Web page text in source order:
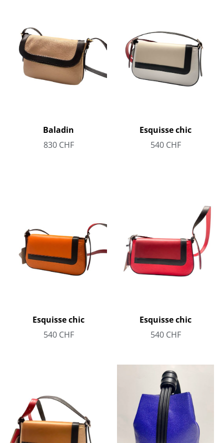
Baladin
830 CHF
Esquisse chic
540 CHF
Esquisse chic
540 CHF
Esquisse chic
540 CHF